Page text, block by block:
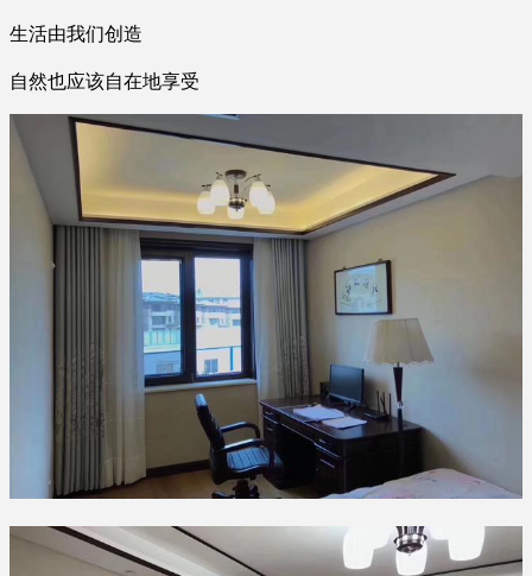
生活由我们创造
自然也应该自在地享受